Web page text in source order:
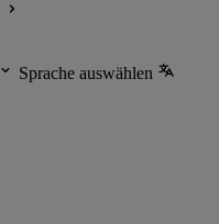
Sprache auswählen